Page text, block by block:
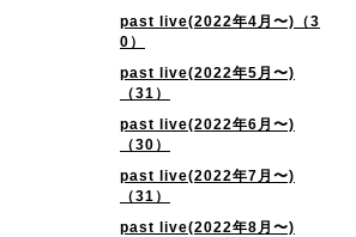
past live(2022年4月〜)（3
0）
past live(2022年5月〜)
（31）
past live(2022年6月〜)
（30）
past live(2022年7月〜)
（31）
past live(2022年8月〜)